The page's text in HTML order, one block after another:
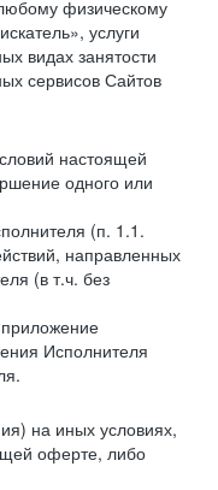
физическому
услуги
видах занятости
сервисов Сайтов
настоящей
одного или
(п. 1.1.
направленных
(в т.ч. без
Исполнителя
на иных условиях,
оферте, либо